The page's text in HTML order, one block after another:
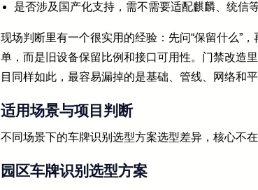
是否涉及国产化支持，需不需要适配麒麟、统信
现场判断里有一个很实用的经验：先问“保留什么”
单，而是旧设备保留比例和接口可用性。门禁改造
目同样如此，最容易漏掉的是基础、管线、网络和平
适用场景与项目判断
不同场景下的车牌识别选型方案选型差异，核心不
园区车牌识别选型方案